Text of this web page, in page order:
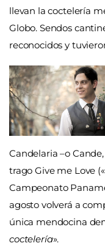
llevan la coctelería
Globo. Sendos
reconocidos y
Candelaria –o
trago Give me Love
Campeonato
agosto volverá a
única mendocina
coctelería».